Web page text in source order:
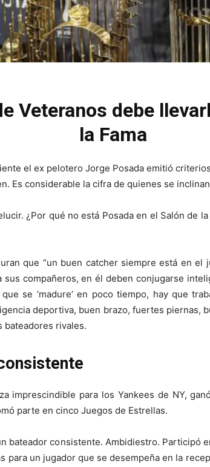
Veteranos debe
la Fama
el ex pelotero Jorge Posada emitió
Es considerable la cifra de quienes se
¿Por qué no está Posada en el Salón de
que “un buen catcher siempre está en el
sus compañeros, en él deben conjugarse
se ‘madure’ en poco tiempo, hay que
deportiva, buen brazo, fuertes piernas,
bateadores rivales.
imprescindible para los Yankees de NY,
parte en cinco Juegos de Estrellas.
bateador consistente. Ambidiestro. Participó
para un jugador que se desempeña en la